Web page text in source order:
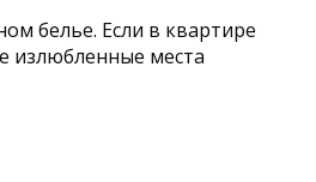
белье. Если в квартире
излюбленные места